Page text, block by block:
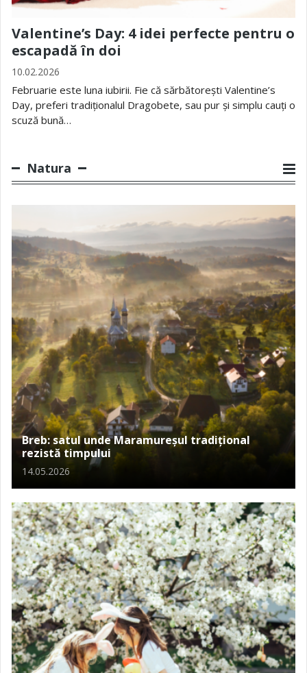
Valentine’s Day: 4 idei perfecte pentru o
escapadă în doi
10.02.2026
Februarie este luna iubirii. Fie că sărbătorești Valentine’s
Day, preferi tradiționalul Dragobete, sau pur și simplu cauți o
scuză bună…
Natura
Breb: satul unde Maramureșul tradițional
rezistă timpului
14.05.2026